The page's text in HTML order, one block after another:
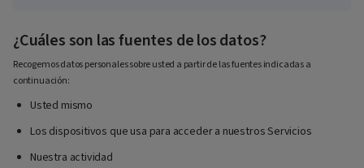
¿Cuáles son las fuentes de los datos?
Recogemos datos personales sobre usted a partir de las fuentes indicadas a
continuación:
Usted mismo
Los dispositivos que usa para acceder a nuestros Servicios
Nuestra actividad